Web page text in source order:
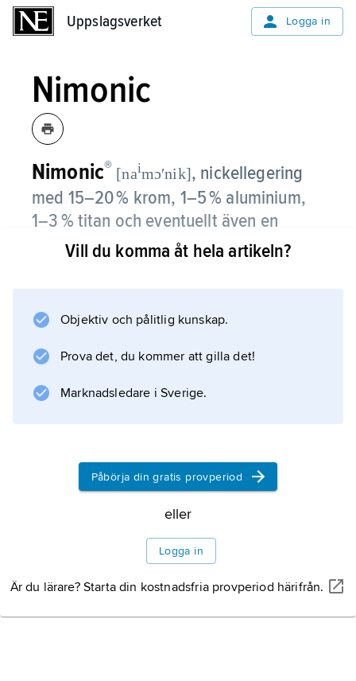
Uppslagsverket Logga in
Nimonic
Nimonic® [naimɔʹnik], nickellegering
med 15–20 % krom, 1–5 % aluminium,
1–3 % titan och eventuellt även en
molybdentillsats.
och är en s.k.
. Nimonic 80 och 80A togs fram under 1940-
talet för användning i jetmotorer.
Information om artikeln
Vill du komma åt hela artikeln?
Objektiv och pålitlig kunskap.
Prova det, du kommer att gilla det!
Marknadsledare i Sverige.
Påbörja din gratis provperiod
eller
Logga in
Är du lärare? Starta din kostnadsfria provperiod härifrån.